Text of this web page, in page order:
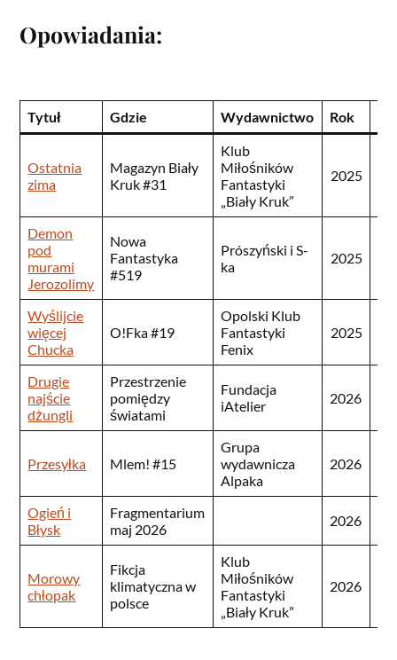
Opowiadania:
Tytuł Gdzie Wydawnictwo Rok
Ostatnia
zima
Magazyn Biały
Kruk #31
Klub
Miłośników
Fantastyki
„Biały Kruk”
2025
Demon
pod
murami
Jerozolimy
Nowa
Fantastyka
#519
Prószyński i S-
ka
2025
Wyślijcie
więcej
Chucka
O!Fka #19
Opolski Klub
Fantastyki
Fenix
2025
Drugie
najście
dżungli
Przestrzenie
pomiędzy
światami
Fundacja
iAtelier
2026
Przesyłka Mlem! #15
Grupa
wydawnicza
Alpaka
2026
Ogień i
Błysk
Fragmentarium
maj 2026
2026
Morowy
chłopak
Fikcja
klimatyczna w
polsce
Klub
Miłośników
Fantastyki
„Biały Kruk”
2026